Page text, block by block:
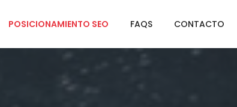
POSICIONAMIENTO SEO FAQS CONTACTO